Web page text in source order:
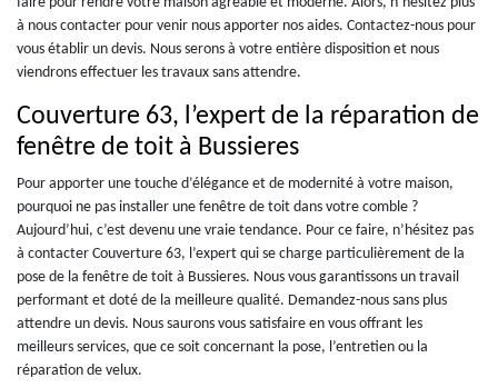
à nous contacter pour venir nous apporter nos aides. Contactez-nous pour
vous établir un devis. Nous serons à votre entière disposition et nous
viendrons effectuer les travaux sans attendre.
Couverture 63, l’expert de la réparation de
fenêtre de toit à Bussieres
Pour apporter une touche d’élégance et de modernité à votre maison,
pourquoi ne pas installer une fenêtre de toit dans votre comble ?
Aujourd’hui, c’est devenu une vraie tendance. Pour ce faire, n’hésitez pas
à contacter Couverture 63, l’expert qui se charge particulièrement de la
pose de la fenêtre de toit à Bussieres. Nous vous garantissons un travail
performant et doté de la meilleure qualité. Demandez-nous sans plus
attendre un devis. Nous saurons vous satisfaire en vous offrant les
meilleurs services, que ce soit concernant la pose, l’entretien ou la
réparation de velux.